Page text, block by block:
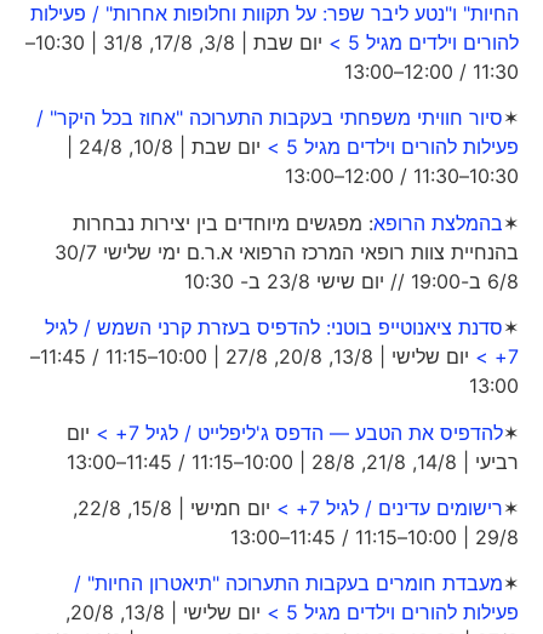
החיות" ו"נטע ליבר שפר: על תקוות וחלופות אחרות" / פעילות
להורים וילדים מגיל 5 >
יום שבת | 3/8, 17/8, 31/8 | 10:30–
11:30 / 12:00–13:00
סיור חוויתי משפחתי בעקבות התערוכה "אחוז בכל היקר" /
פעילות להורים וילדים מגיל 5 >
יום שבת | 10/8, 24/8 |
10:30–11:30 / 12:00–13:00
בהמלצת הרופא: מפגשים מיוחדים בין יצירות נבחרות
בהנחיית צוות רופאי המרכז הרפואי א.ר.ם ימי שלישי 30/7
6/8 ב-19:00 // יום שישי 23/8 ב- 10:30
סדנת ציאנוטייפ בוטני: להדפיס בעזרת קרני השמש / לגיל
יום שלישי | 13/8, 20/8, 27/8 | 10:00–11:15 / 11:45–
13:00
להדפיס את הטבע — הדפס ג'ליפלייט / לגיל 7+ >
יום
רביעי | 14/8, 21/8, 28/8 | 10:00–11:15 / 11:45–13:00
רישומים עדינים / לגיל 7+ >
יום חמישי | 15/8, 22/8,
29/8 | 10:00–11:15 / 11:45–13:00
מעבדת חומרים בעקבות התערוכה "תיאטרון החיות" /
פעילות להורים וילדים מגיל 5 >
יום שלישי | 13/8, 20/8,